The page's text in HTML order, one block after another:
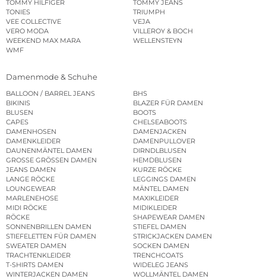
TOMMY HILFIGER
TOMMY JEANS
TONIES
TRIUMPH
VEE COLLECTIVE
VEJA
VERO MODA
VILLEROY & BOCH
WEEKEND MAX MARA
WELLENSTEYN
WMF
Damenmode & Schuhe
BALLOON / BARREL JEANS
BHS
BIKINIS
BLAZER FÜR DAMEN
BLUSEN
BOOTS
CAPES
CHELSEABOOTS
DAMENHOSEN
DAMENJACKEN
DAMENKLEIDER
DAMENPULLOVER
DAUNENMÄNTEL DAMEN
DIRNDLBLUSEN
GROSSE GRÖSSEN DAMEN
HEMDBLUSEN
JEANS DAMEN
KURZE RÖCKE
LANGE RÖCKE
LEGGINGS DAMEN
LOUNGEWEAR
MÄNTEL DAMEN
MARLENEHOSE
MAXIKLEIDER
MIDI RÖCKE
MIDIKLEIDER
RÖCKE
SHAPEWEAR DAMEN
SONNENBRILLEN DAMEN
STIEFEL DAMEN
STIEFELETTEN FÜR DAMEN
STRICKJACKEN DAMEN
SWEATER DAMEN
SOCKEN DAMEN
TRACHTENKLEIDER
TRENCHCOATS
T-SHIRTS DAMEN
WIDELEG JEANS
WINTERJACKEN DAMEN
WOLLMÄNTEL DAMEN